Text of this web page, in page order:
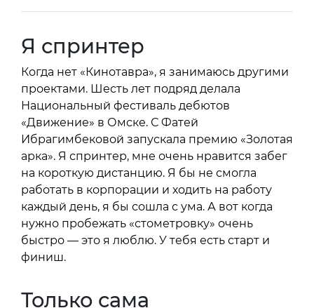
Я спринтер
Когда нет «Кинотавра», я занимаюсь другими
проектами. Шесть лет подряд делала
Национальный фестиваль дебютов
«Движение» в Омске. С Фатей
Ибрагимбековой запускала премию «Золотая
арка». Я спринтер, мне очень нравится забег
на короткую дистанцию. Я бы не смогла
работать в корпорации и ходить на работу
каждый день, я бы сошла с ума. А вот когда
нужно пробежать «стометровку» очень
быстро — это я люблю. У тебя есть старт и
финиш.
Только сама